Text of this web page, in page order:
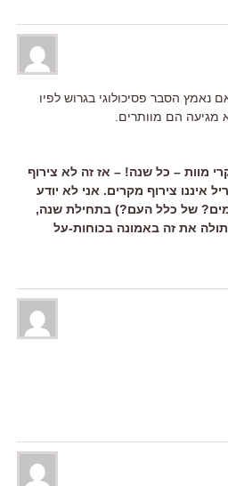
הסבר פסיכולוגי בגרוש לפיו
הם מוותרים.
מוות – כל שנה! – אז זה לא צירוף
צירוף מקרים. אני לא יודע
של כלל העם?) בתחילת שנה,
את זה באמונה בכוחות-על